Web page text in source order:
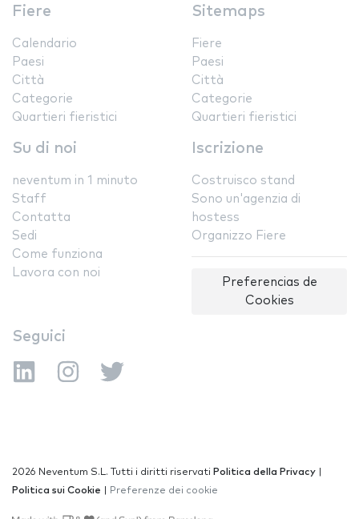
Fiere
Calendario
Paesi
Città
Categorie
Quartieri fieristici
Sitemaps
Fiere
Paesi
Città
Categorie
Quartieri fieristici
Su di noi
neventum in 1 minuto
Staff
Contatta
Sedi
Come funziona
Lavora con noi
Iscrizione
Costruisco stand
Sono un'agenzia di
hostess
Organizzo Fiere
Preferencias de
Cookies
Seguici
2026 Neventum S.L. Tutti i diritti riservati Politica della Privacy
Politica sui Cookie
Preferenze dei cookie